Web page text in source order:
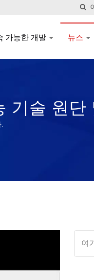
가능한 개발 뉴스
술 원단